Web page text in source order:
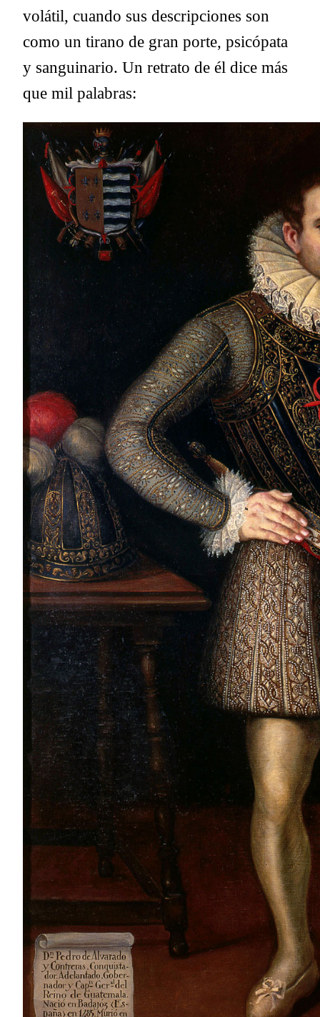
volátil, cuando sus descripciones son
como un tirano de gran porte, psicópata
y sanguinario. Un retrato de él dice más
que mil palabras: